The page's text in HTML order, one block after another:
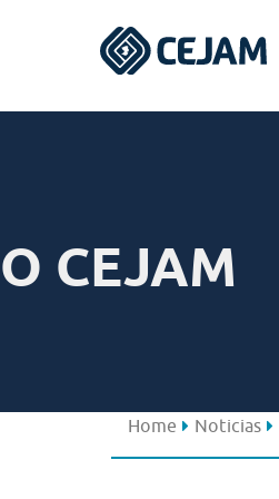
O CEJAM
Home Noticias